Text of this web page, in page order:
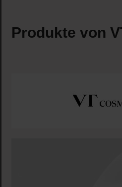
Produkte von